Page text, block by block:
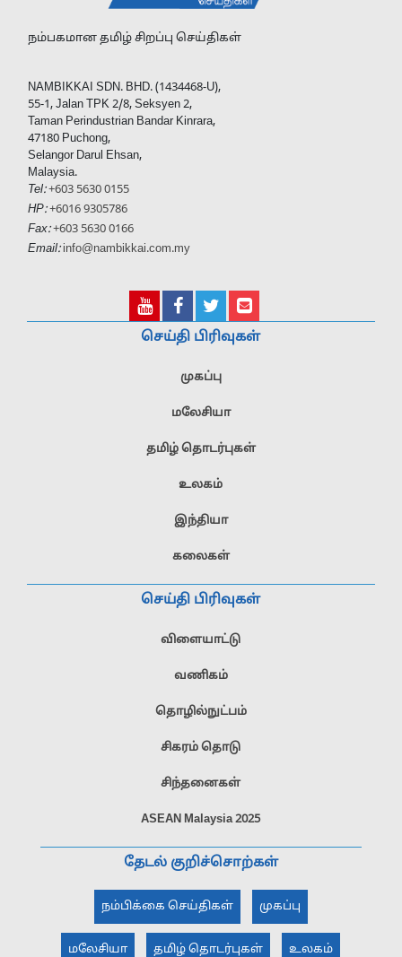
நம்பகமான தமிழ் சிறப்பு செய்திகள்
NAMBIKKAI SDN. BHD. (1434468-U),
55-1, Jalan TPK 2/8, Seksyen 2,
Taman Perindustrian Bandar Kinrara,
47180 Puchong,
Selangor Darul Ehsan,
Malaysia.
Tel:+603 5630 0155
HP:+6016 9305786
Fax: +603 5630 0166
Email: info@nambikkai.com.my
செய்தி பிரிவுகள்
முகப்பு
மலேசியா
தமிழ் தொடர்புகள்
உலகம்
இந்தியா
கலைகள்
செய்தி பிரிவுகள்
விளையாட்டு
வணிகம்
தொழில்நுட்பம்
சிகரம் தொடு
சிந்தனைகள்
ASEAN Malaysia 2025
தேடல் குறிச்சொற்கள்
நம்பிக்கை செய்திகள் முகப்பு
மலேசியா தமிழ் தொடர்புகள் உலகம்